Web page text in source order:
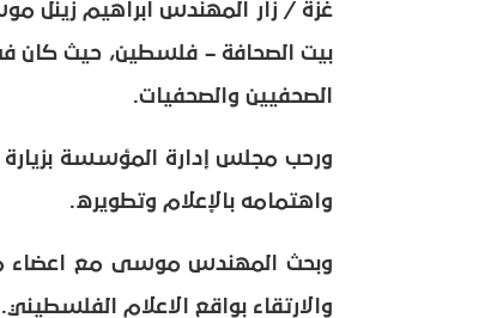
غزة / زار المهندس ابراهيم زينل
بيت الصحافة – فلسطين، حيث كان
الصحفيين والصحفيات.
ورحب مجلس إدارة المؤسسة
واهتمامه بالإعلام وتطويره.
وبحث المهندس موسى مع اعضاء
والارتقاء بواقع الاعلام الفلسطيني.